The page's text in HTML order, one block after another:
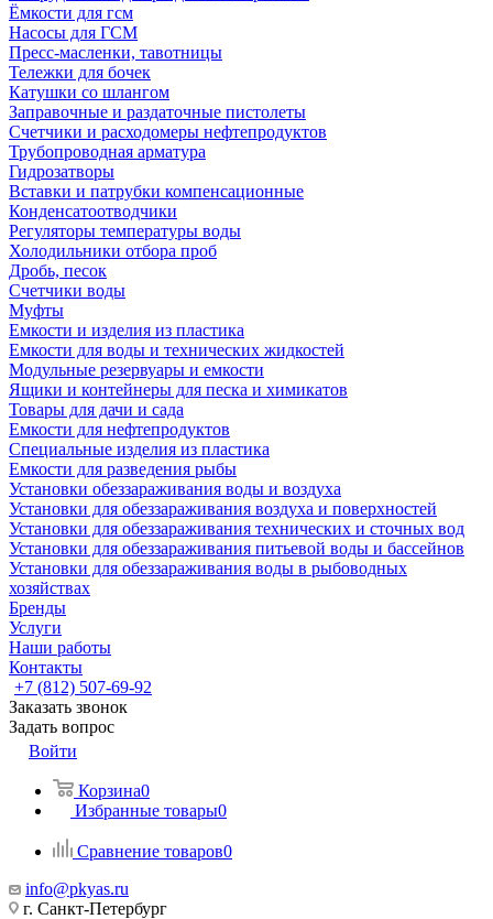
Ёмкости для гсм
Насосы для ГСМ
Пресс-масленки, тавотницы
Тележки для бочек
Катушки со шлангом
Заправочные и раздаточные пистолеты
Счетчики и расходомеры нефтепродуктов
Трубопроводная арматура
Гидрозатворы
Вставки и патрубки компенсационные
Конденсатоотводчики
Регуляторы температуры воды
Холодильники отбора проб
Дробь, песок
Счетчики воды
Муфты
Емкости и изделия из пластика
Емкости для воды и технических жидкостей
Модульные резервуары и емкости
Ящики и контейнеры для песка и химикатов
Товары для дачи и сада
Емкости для нефтепродуктов
Специальные изделия из пластика
Емкости для разведения рыбы
Установки обеззараживания воды и воздуха
Установки для обеззараживания воздуха и поверхностей
Установки для обеззараживания технических и сточных вод
Установки для обеззараживания питьевой воды и бассейнов
Установки для обеззараживания воды в рыбоводных
хозяйствах
Бренды
Услуги
Наши работы
Контакты
+7 (812) 507-69-92
Заказать звонок
Задать вопрос
Войти
Корзина0
Избранные товары0
Сравнение товаров0
info@pkyas.ru
г. Санкт-Петербург